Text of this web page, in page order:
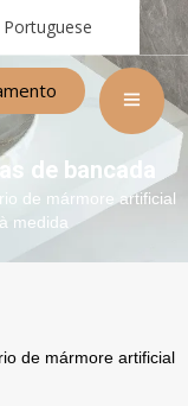
Portuguese
de bancada
de mármore artificial
medida
de mármore artificial